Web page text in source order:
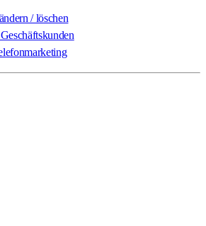
/ löschen